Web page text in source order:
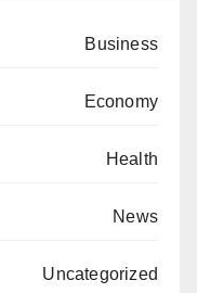
Business
Economy
Health
News
Uncategorized